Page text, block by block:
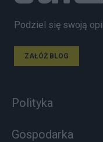
Podziel się swoją
ZAŁÓŻ BLOG
Polityka
Gospodarka